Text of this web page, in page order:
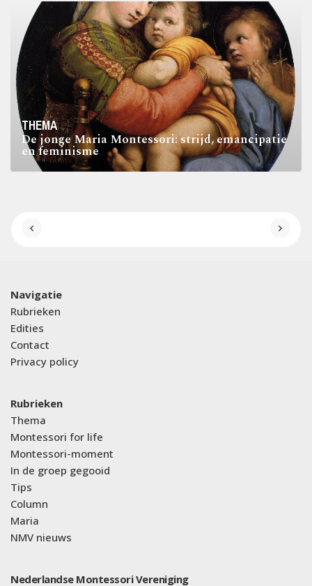
THEMA
De jonge Maria Montessori: strijd, emancipatie
en feminisme
Navigatie
Rubrieken
Edities
Contact
Privacy policy
Rubrieken
Thema
Montessori for life
Montessori-moment
In de groep gegooid
Tips
Column
Maria
NMV nieuws
Nederlandse Montessori Vereniging